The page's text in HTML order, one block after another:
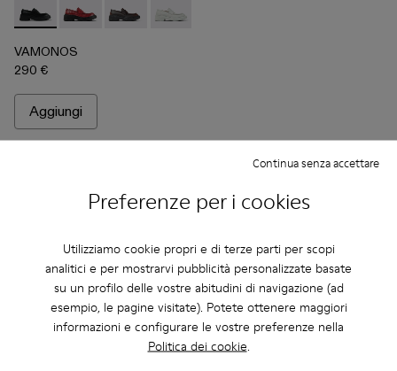
Preferenze per i cookies
Utilizziamo cookie propri e di terze parti per scopi
analitici e per mostrarvi pubblicità personalizzate basate
su un profilo delle vostre abitudini di navigazione (ad
esempio, le pagine visitate). Potete ottenere maggiori
informazioni e configurare le vostre preferenze nella
Politica dei cookie.
Continua senza accettare
VAMONOS - A500023-009 - Mocassini in pelle neri
VAMONOS - A500023-018
VAMONOS - A500023-017
VAMONOS - A500023-016
VAMONOS
290 €
Aggiungi
Domande Frequenti relative a